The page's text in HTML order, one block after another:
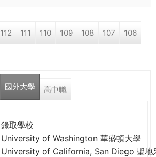
112 111 110 109 108 107 106
國外大學 高中職
錄取學校
University of Washington 華盛頓大學
University of California, San Diego 聖地